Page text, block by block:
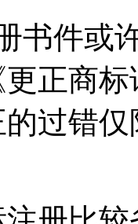
书件或
正商
过错